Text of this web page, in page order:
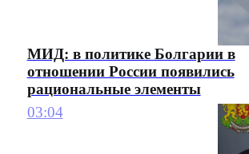
МИД: в политике Болгарии в
отношении России появились
рациональные элементы
03:04